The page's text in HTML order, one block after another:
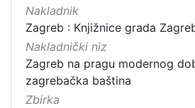
Nakladnik
Zagreb : Knjižnice grada
Nakladnički niz
Zagreb na pragu modernog
zagrebačka baština
Zbirka